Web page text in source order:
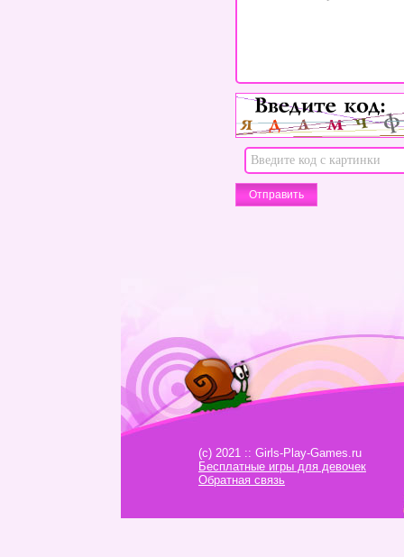
(c) 2021 :: Girls-Play-Games.ru
Бесплатные игры для девочек
Обратная связь